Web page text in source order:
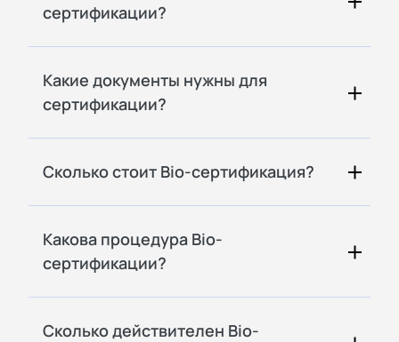
сертификации?
Какие документы нужны для
сертификации?
Сколько стоит Bio-сертификация?
Какова процедура Bio-
сертификации?
Сколько действителен Bio-